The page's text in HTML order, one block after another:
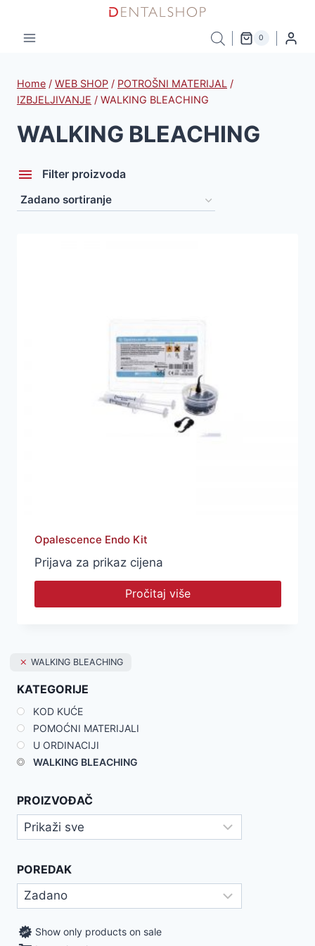
content
0
Home / WEB SHOP / POTROŠNI MATERIJAL /
IZBJELJIVANJE / WALKING BLEACHING
WALKING BLEACHING
Filter proizvoda
Opalescence Endo Kit
Prijava za prikaz cijena
Pročitaj više
WALKING BLEACHING
KATEGORIJE
KOD KUĆE
POMOĆNI MATERIJALI
U ORDINACIJI
WALKING BLEACHING
PROIZVOĐAČ
POREDAK
Show only products on sale